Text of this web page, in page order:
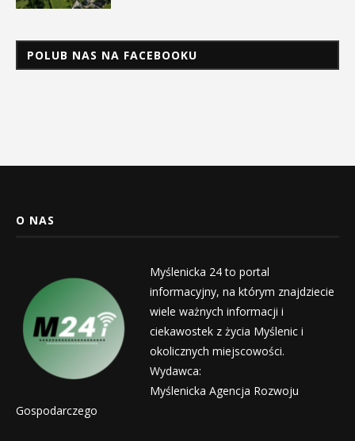
POLUB NAS NA FACEBOOKU
O NAS
Myślenicka 24 to portal
informacyjny, na którym znajdziecie
wiele ważnych informacji i
ciekawostek z życia Myślenic i
okolicznych miejscowości.
Wydawca:
Myślenicka Agencja Rozwoju
Gospodarczego